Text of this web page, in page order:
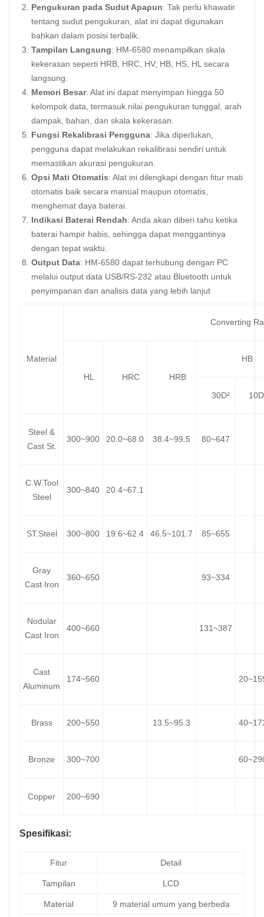
Pengukuran pada Sudut Apapun: Tak perlu khawatir
tentang sudut pengukuran, alat ini dapat digunakan
bahkan dalam posisi terbalik.
Tampilan Langsung: HM-6580 menampilkan skala
kekerasan seperti HRB, HRC, HV, HB, HS, HL secara
langsung.
Memori Besar: Alat ini dapat menyimpan hingga 50
kelompok data, termasuk nilai pengukuran tunggal, arah
dampak, bahan, dan skala kekerasan.
Fungsi Rekalibrasi Pengguna: Jika diperlukan,
pengguna dapat melakukan rekalibrasi sendiri untuk
memastikan akurasi pengukuran.
Opsi Mati Otomatis: Alat ini dilengkapi dengan fitur mati
otomatis baik secara manual maupun otomatis,
menghemat daya baterai.
Indikasi Baterai Rendah: Anda akan diberi tahu ketika
baterai hampir habis, sehingga dapat menggantinya
dengan tepat waktu.
Output Data: HM-6580 dapat terhubung dengan PC
melalui output data USB/RS-232 atau Bluetooth untuk
penyimpanan dan analisis data yang lebih lanjut
Material
Converting
HL HRC HRB
HB
30D²
Steel &
Cast St.
300~900 20.0~68.0 38.4~99.5 80~647
C.W.Tool
Steel
300~840 20.4~67.1
ST.Steel 300~800 19.6~62.4 46.5~101.7 85~655
Gray
Cast Iron
360~650 93~334
Nodular
Cast Iron
400~660 131~387
Cast
Aluminum
174~560
Brass 200~550 13.5~95.3
Bronze 300~700
Copper 200~690
Spesifikasi:
Fitur Detail
Tampilan LCD
Material 9 material umum yang berbeda